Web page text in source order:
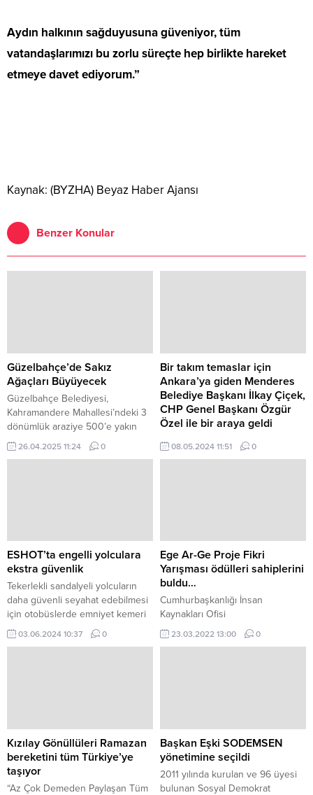
Aydın halkının sağduyusuna güveniyor, tüm
vatandaşlarımızı bu zorlu süreçte hep birlikte hareket
etmeye davet ediyorum.”
Kaynak: (BYZHA) Beyaz Haber Ajansı
Benzer Konular
Güzelbahçe’de Sakız
Ağaçları Büyüyecek
Güzelbahçe Belediyesi,
Kahramandere Mahallesi’ndeki 3
dönümlük araziye 500’e yakın
sakız ağacı fidanı dikti.
26.04.2025 11:24 0
Bir takım temaslar için
Ankara’ya giden Menderes
Belediye Başkanı İlkay Çiçek,
CHP Genel Başkanı Özgür
Özel ile bir araya geldi
Özel’e Menderes raporu
TBMM’de ki programı kapsamında
konuşmasını dinledi.
08.05.2024 11:51 0
ESHOT’ta engelli yolculara
ekstra güvenlik
Tekerlekli sandalyeli yolcuların
daha güvenli seyahat edebilmesi
için otobüslerde emniyet kemeri
montajına başlandı.
03.06.2024 10:37 0
Ege Ar-Ge Proje Fikri
Yarışması ödülleri sahiplerini
buldu…
Cumhurbaşkanlığı İnsan
Kaynakları Ofisi
koordinasyonunda, Ege
Üniversitesi tarafından “Yetenek
Merkezi (AROM) tarafından
düzenlenen “Ege Ar-Ge Proje
Fikri Yarışması” ödülleri törenle
sahiplerini buldu.
23.03.2022 13:00 0
Kızılay Gönüllüleri Ramazan
bereketini tüm Türkiye’ye
taşıyor
“Az Çok Demeden Paylaşan Tüm
Başkan Eşki SODEMSEN
yönetimine seçildi
2011 yılında kurulan ve 96 üyesi
bulunan Sosyal Demokrat